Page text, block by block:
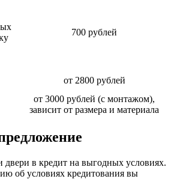
700 рублей
от 2800 рублей
от 3000 рублей (с монтажом),
зависит от размера и материала
в кредит на выгодных условиях.
об условиях кредитования вы